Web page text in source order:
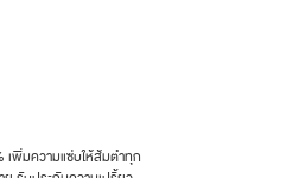
พิ่มความแซ่บให้ส้มตำทุก